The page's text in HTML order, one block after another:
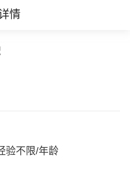
情
验不限/年龄